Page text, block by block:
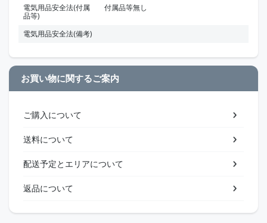
電気用品安全法(付属
品等)
付属品等無し
電気用品安全法(備考)
お買い物に関するご案内
ご購入について
送料について
配送予定とエリアについて
返品について